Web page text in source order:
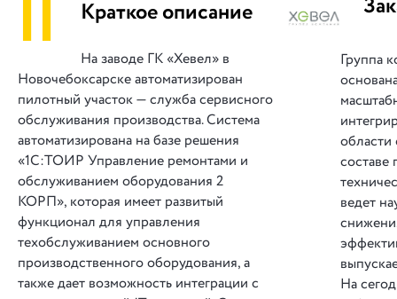
Краткое описание
На заводе ГК «Хевел» в
Новочебоксарске автоматизирован
пилотный участок — служба сервисного
обслуживания производства. Система
автоматизирована на базе решения
«1С:ТОИР Управление ремонтами и
обслуживанием оборудования 2
КОРП», которая имеет развитый
функционал для управления
техобслуживанием основного
производственного оборудования, а
также дает возможность интеграции с
Группа
области
составе
ведет
На